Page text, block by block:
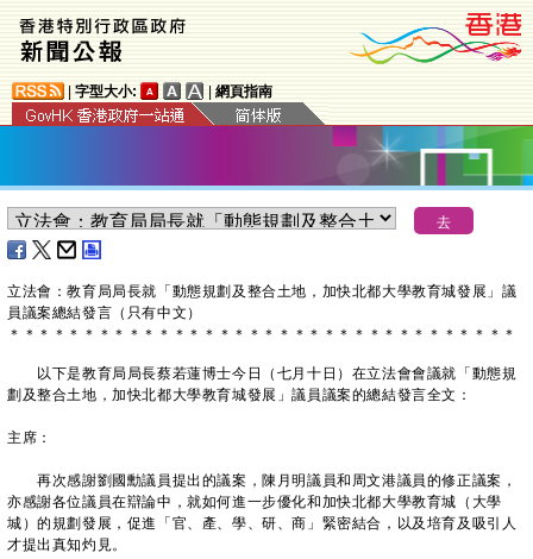
字型大小: 網頁指南
立法會：教育局局長就「動態規劃及整合土地，加快北都大學教育城發展」議
員議案總結發言（只有中文）
＊ ＊ ＊ ＊ ＊ ＊ ＊ ＊ ＊ ＊ ＊ ＊ ＊ ＊ ＊ ＊ ＊ ＊ ＊ ＊ ＊ ＊ ＊ ＊ ＊ ＊ ＊ ＊ ＊ ＊ ＊ ＊ ＊ ＊
以下是教育局局長蔡若蓮博士今日（七月十日）在立法會會議就「動態規
劃及整合土地，加快北都大學教育城發展」議員議案的總結發言全文：
主席：
再次感謝劉國勳議員提出的議案，陳月明議員和周文港議員的修正議案，
亦感謝各位議員在辯論中，就如何進一步優化和加快北都大學教育城（大學
城）的規劃發展，促進「官、產、學、研、商」緊密結合，以及培育及吸引人
才提出真知灼見。